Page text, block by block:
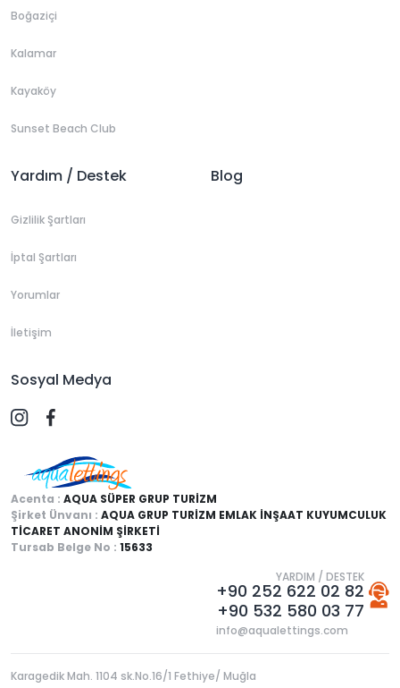
Boğaziçi
Kalamar
Kayaköy
Sunset Beach Club
Yardım / Destek
Gizlilik Şartları
İptal Şartları
Yorumlar
İletişim
Blog
Sosyal Medya
Acenta : AQUA SÜPER GRUP TURİZM
Şirket Ünvanı : AQUA GRUP TURİZM EMLAK İNŞAAT KUYUMCULUK
TİCARET ANONİM ŞİRKETİ
Tursab Belge No : 15633
YARDIM / DESTEK
+90 252 622 02 82
+90 532 580 03 77
info@aqualettings.com
Karagedik Mah. 1104 sk.No.16/1 Fethiye/ Muğla